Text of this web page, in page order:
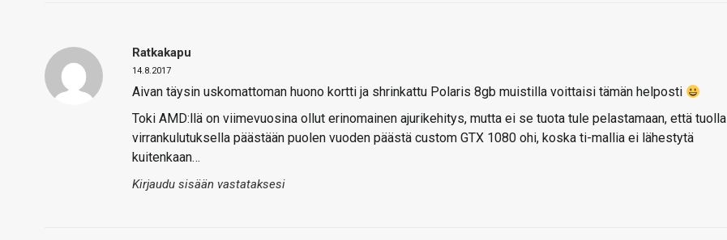
Ratkakapu
14.8.2017
Aivan täysin uskomattoman huono kortti ja shrinkattu Polaris 8gb muistilla voittaisi tämän helposti
Toki AMD:llä on viimevuosina ollut erinomainen ajurikehitys, mutta ei se tuota tule pelastamaan, että tuolla
virrankulutuksella päästään puolen vuoden päästä custom GTX 1080 ohi, koska ti-mallia ei lähestytä
kuitenkaan…
Kirjaudu sisään vastataksesi